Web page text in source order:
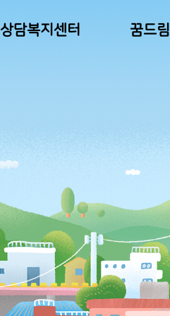
상담복지센터 꿈드림